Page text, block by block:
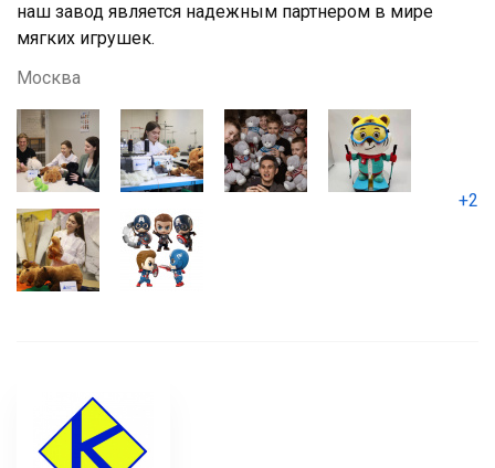
наш завод является надежным партнером в мире
мягких игрушек.
Москва
+2